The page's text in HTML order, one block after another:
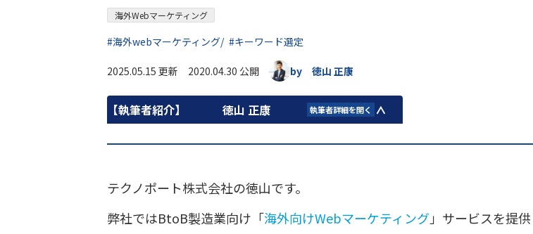
受託加工業向け
用途開発向け
Webサイト制作/改修
製品サイト制作
ランディングページ(LP)
→コンテンツ制作
ホワイトペーパー
インタビュー記事
動画制作
自社分析
市場調査
コンテンツ制作
SEO対策
広告運用
AI検索対策
改善編
アクセス数向上
リードナーチャリング
問い合わせ率向上
海外Webマーケティング
#海外webマーケティング #キーワード選定
2025.05.15 更新 2020.04.30 公開 by 徳山 正康
【執筆者紹介】 徳山 正康 執筆者詳細を開く
テクノポート株式会社の徳山です。
弊社ではBtoB製造業向け「海外向けWebマーケティング 」サービスを提供